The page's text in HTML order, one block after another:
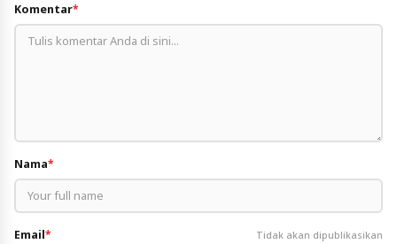
Komentar*
Nama*
Email* Tidak akan dipublikasikan